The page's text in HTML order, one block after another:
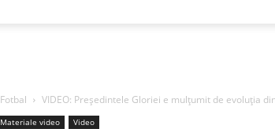
Fotbal VIDEO: Preşedintele Gloriei e mulţumit de evoluţia
Materiale video Video